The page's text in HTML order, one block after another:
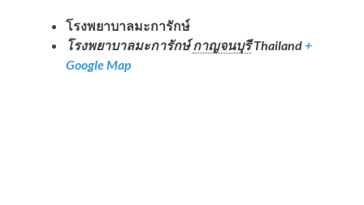
โรงพยาบาลมะการักษ์
โรงพยาบาลมะการักษ์กาญจนบุรี Thailand +
Google Map